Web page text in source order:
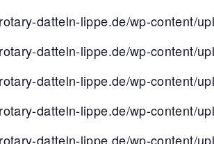
datteln-lippe.de/wp-content/
datteln-lippe.de/wp-content/
datteln-lippe.de/wp-content/
datteln-lippe.de/wp-content/
datteln-lippe.de/wp-content/